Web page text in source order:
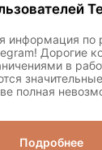
информация по
Дорогие
в
полная
Подробнее